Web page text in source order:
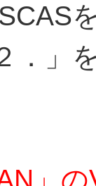
．」
」